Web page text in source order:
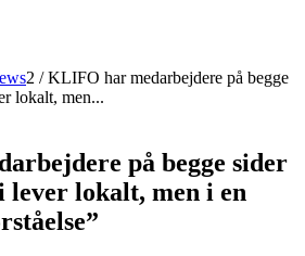
2 / KLIFO har medarbejdere på begge
lokalt, men...
på begge sider
lokalt, men i en